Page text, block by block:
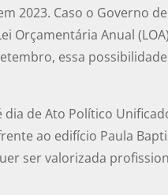
2023. Caso o Governo
Orçamentária Anual
essa
de Ato Político
ao edifício Paula
ser valorizada